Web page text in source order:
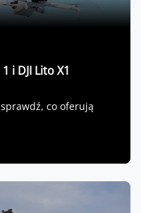
i DJI Lito X1
co oferują